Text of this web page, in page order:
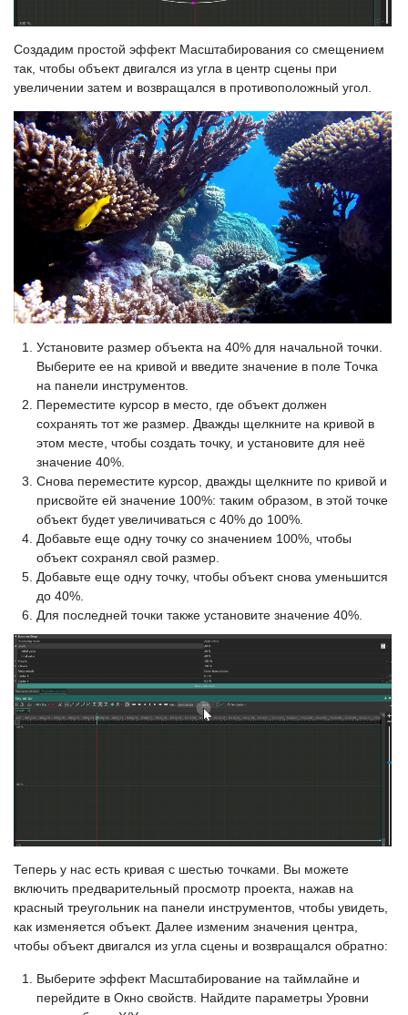
Создадим простой эффект Масштабирования со смещением
так, чтобы объект двигался из угла в центр сцены при
увеличении затем и возвращался в противоположный угол.
Установите размер объекта на 40% для начальной точки.
Выберите ее на кривой и введите значение в поле Точка
на панели инструментов.
Переместите курсор в место, где объект должен
сохранять тот же размер. Дважды щелкните на кривой в
этом месте, чтобы создать точку, и установите для неё
значение 40%.
Снова переместите курсор, дважды щелкните по кривой и
присвойте ей значение 100%: таким образом, в этой точке
объект будет увеличиваться с 40% до 100%.
Добавьте еще одну точку со значением 100%, чтобы
объект сохранял свой размер.
Добавьте еще одну точку, чтобы объект снова уменьшится
до 40%.
Для последней точки также установите значение 40%.
Теперь у нас есть кривая с шестью точками. Вы можете
включить предварительный просмотр проекта, нажав на
красный треугольник на панели инструментов, чтобы увидеть,
как изменяется объект. Далее изменим значения центра,
чтобы объект двигался из угла сцены и возвращался обратно:
Выберите эффект Масштабирование на таймлайне и
перейдите в Окно свойств. Найдите параметры Уровни